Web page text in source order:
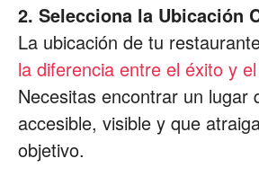
2. Selecciona la Ubicación
La ubicación de tu
la diferencia entre el éxito y
Necesitas encontrar un lugar
accesible, visible y que
objetivo.